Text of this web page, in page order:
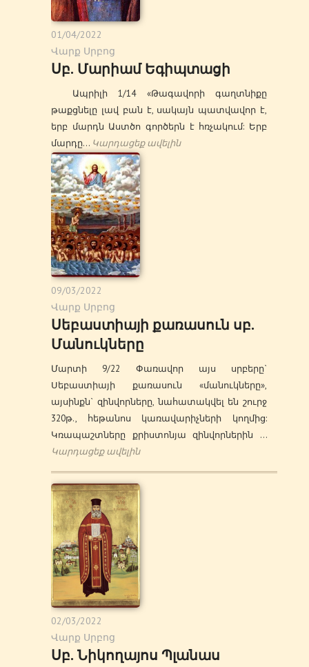
01/04/2022
Վարք Սրբոց
Սբ. Մարիամ Եգիպտացի
Ապրիլի 1/14 «Թագավորի գաղտնիքը
թաքցնելը լավ բան է, սակայն պատվավոր է,
երբ մարդն Աստծո գործերն է հռչակում: Երբ
մարդը… Կարդացեք ավելին
09/03/2022
Վարք Սրբոց
Սեբաստիայի քառասուն սբ.
Մանուկները
Մարտի 9/22 Փառավոր այս սրբերը`
Սեբաստիայի քառասուն «մանուկները»,
այսինքն` զինվորները, նահատակվել են շուրջ
320թ., հեթանոս կառավարիչների կողմից:
Կռապաշտները քրիստոնյա զինվորներին …
Կարդացեք ավելին
02/03/2022
Վարք Սրբոց
Սբ. Նիկողայոս Պլանաս